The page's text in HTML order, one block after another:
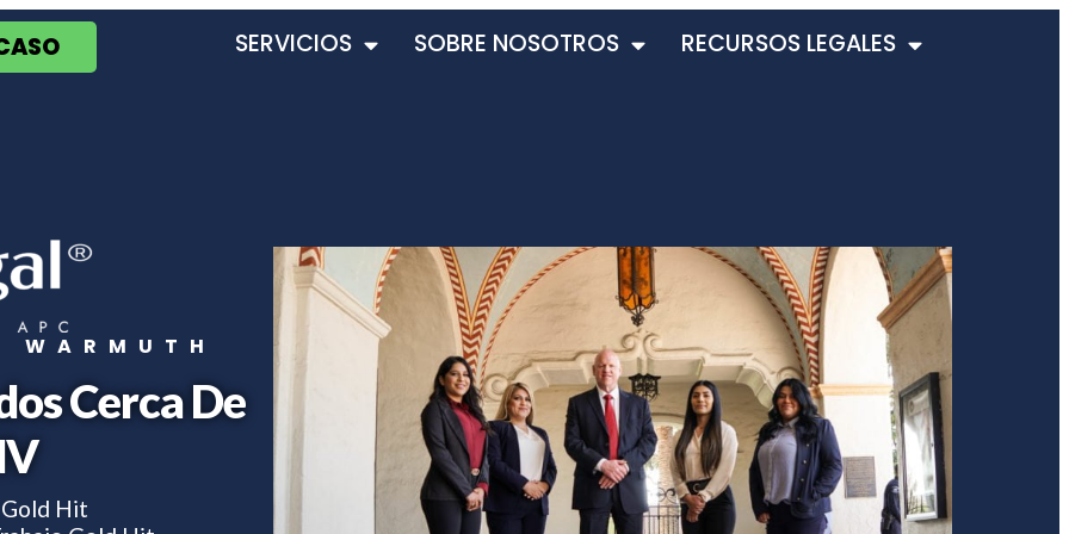
SERVICIOS SOBRE NOSOTROS RECURSOS LEGALES
Cerca De
Hit